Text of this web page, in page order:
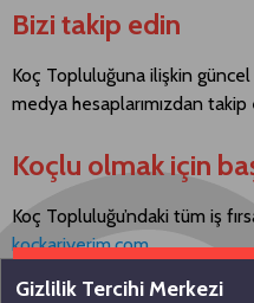
Bizi takip edin
Koç Topluluğuna ilişkin
medya hesaplarımızdan takip
Koçlu olmak için
Koç Topluluğu’ndaki tüm iş
kockariyerim.com
Gizlilik Tercihi Merkezi